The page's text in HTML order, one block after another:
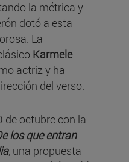
la métrica y
dotó a esta
La
Karmele
actriz y ha
del verso.
de octubre con la
los que entran
, una propuesta